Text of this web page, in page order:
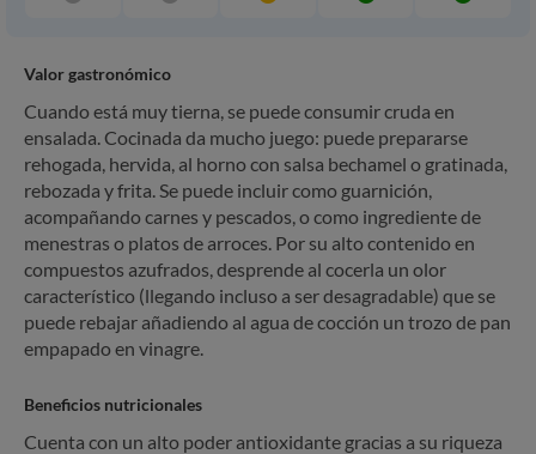
Valor gastronómico
Cuando está muy tierna, se puede consumir cruda en
ensalada. Cocinada da mucho juego: puede prepararse
rehogada, hervida, al horno con salsa bechamel o gratinada,
rebozada y frita. Se puede incluir como guarnición,
acompañando carnes y pescados, o como ingrediente de
menestras o platos de arroces. Por su alto contenido en
compuestos azufrados, desprende al cocerla un olor
característico (llegando incluso a ser desagradable) que se
puede rebajar añadiendo al agua de cocción un trozo de pan
empapado en vinagre.
Beneficios nutricionales
Cuenta con un alto poder antioxidante gracias a su riqueza